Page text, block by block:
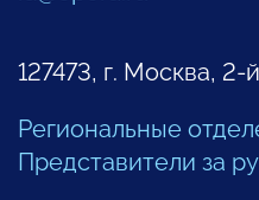
127473, г. Москва,
Региональные
Представители за